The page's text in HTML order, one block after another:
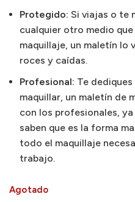
Protegido: Si viajas o te
cualquier otro medio
maquillaje, un maletín lo
roces y caídas.
Profesional: Te
maquillar, un maletín de
con los profesionales,
saben que es la forma
todo el maquillaje
trabajo.
Agotado